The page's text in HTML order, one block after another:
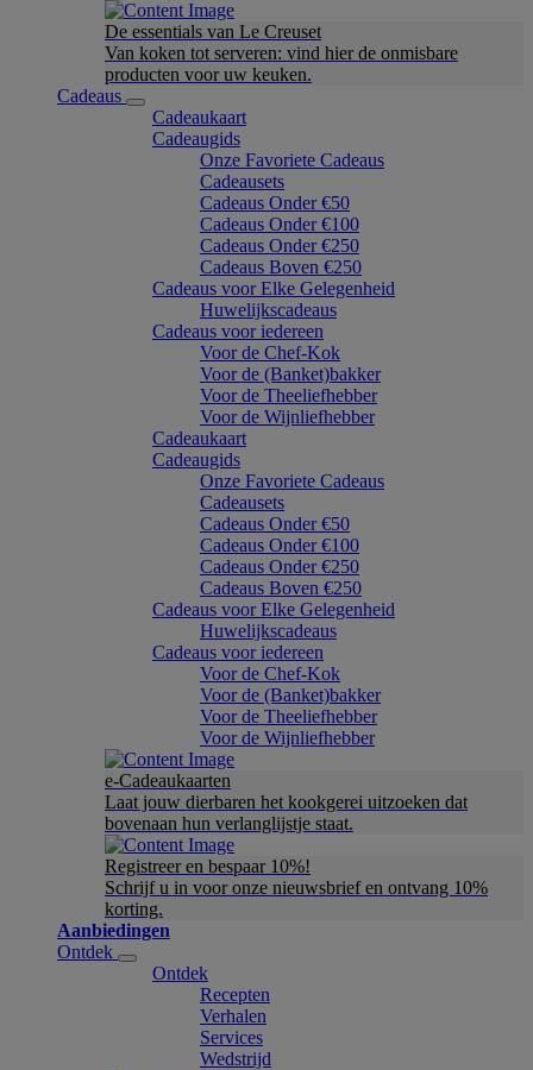
De essentials van Le Creuset
Van koken tot serveren: vind hier de onmisbare
producten voor uw keuken.
Cadeaus
Cadeaukaart
Cadeaugids
Onze Favoriete Cadeaus
Cadeausets
Cadeaus Onder €50
Cadeaus Onder €100
Cadeaus Onder €250
Cadeaus Boven €250
Cadeaus voor Elke Gelegenheid
Huwelijkscadeaus
Cadeaus voor iedereen
Voor de Chef-Kok
Voor de (Banket)bakker
Voor de Theeliefhebber
Voor de Wijnliefhebber
Cadeaukaart
Cadeaugids
Onze Favoriete Cadeaus
Cadeausets
Cadeaus Onder €50
Cadeaus Onder €100
Cadeaus Onder €250
Cadeaus Boven €250
Cadeaus voor Elke Gelegenheid
Huwelijkscadeaus
Cadeaus voor iedereen
Voor de Chef-Kok
Voor de (Banket)bakker
Voor de Theeliefhebber
Voor de Wijnliefhebber
e-Cadeaukaarten
Laat jouw dierbaren het kookgerei uitzoeken dat
bovenaan hun verlanglijstje staat.
Registreer en bespaar 10%!
Schrijf u in voor onze nieuwsbrief en ontvang 10%
korting.
Aanbiedingen
Ontdek
Ontdek
Recepten
Verhalen
Services
Wedstrijd